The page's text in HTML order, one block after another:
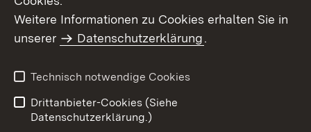
Weitere Informationen zu Cookies erhalten Sie in
unserer
Datenschutzerklärung.
Technisch notwendige Cookies
Drittanbieter-Cookies (Siehe
Datenschutzerklärung.)